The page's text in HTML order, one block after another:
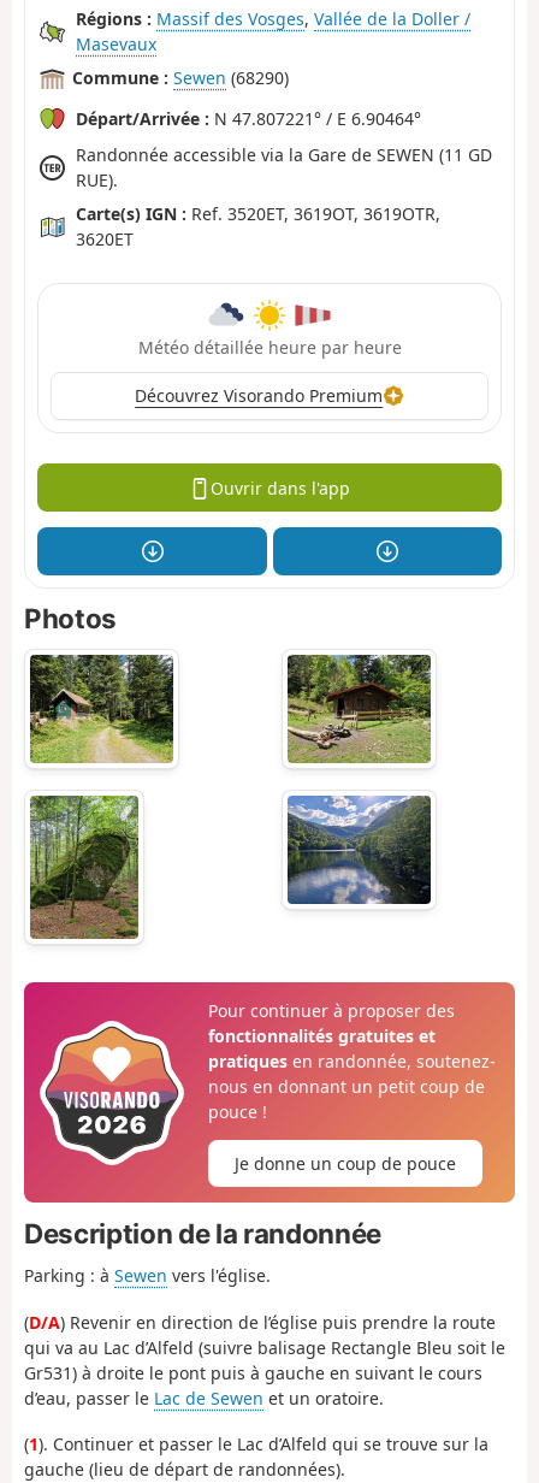
Régions : Massif des Vosges, Vallée de la Doller /
Masevaux
Commune : Sewen (68290)
Départ/Arrivée : N 47.807221° / E 6.90464°
Randonnée accessible via la Gare de SEWEN (11 GD
RUE).
Carte(s) IGN : Ref. 3520ET, 3619OT, 3619OTR,
3620ET
Météo détaillée heure par heure
Découvrez Visorando Premium
Ouvrir dans l'app
Photos
Pour continuer à proposer des
fonctionnalités gratuites et
pratiquesen randonnée, soutenez-
nous en donnant un petit coup de
pouce !
Je donne un coup de pouce
Description de la randonnée
Parking : à Sewen vers l'église.
(D/A) Revenir en direction de l’église puis prendre la route
qui va au Lac d’Alfeld (suivre balisage Rectangle Bleu soit le
Gr531) à droite le pont puis à gauche en suivant le cours
d’eau, passer le Lac de Sewen et un oratoire.
(1). Continuer et passer le Lac d’Alfeld qui se trouve sur la
gauche (lieu de départ de randonnées).